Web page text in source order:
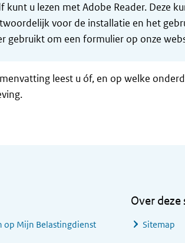
kunt u lezen met Adobe Reader. Deze
voor de installatie en het
gebruikt om een formulier op onze
leest u óf, en op welke
op Mijn Belastingdienst
Over deze
Sitemap